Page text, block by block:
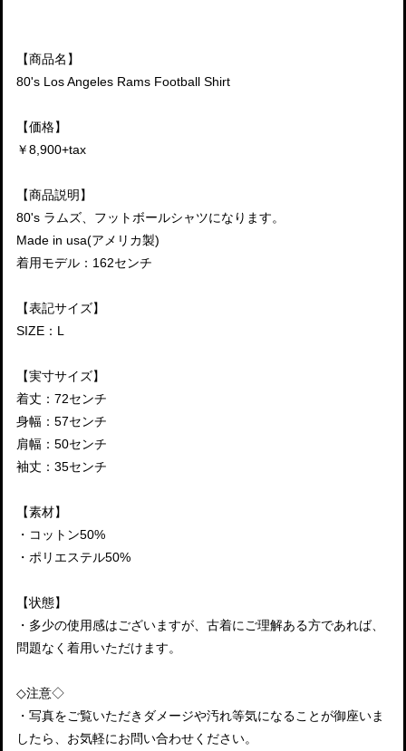
【商品名】
80's Los Angeles Rams Football Shirt
【価格】
￥8,900+tax
【商品説明】
80's ラムズ、フットボールシャツになります。
Made in usa(アメリカ製)
着用モデル：162センチ
【表記サイズ】
SIZE：L
【実寸サイズ】
着丈：72センチ
身幅：57センチ
肩幅：50センチ
袖丈：35センチ
【素材】
・コットン50%
・ポリエステル50%
【状態】
・多少の使用感はございますが、古着にご理解ある方であれば、
問題なく着用いただけます。
◇注意◇
・写真をご覧いただきダメージや汚れ等気になることが御座いま
したら、お気軽にお問い合わせください。